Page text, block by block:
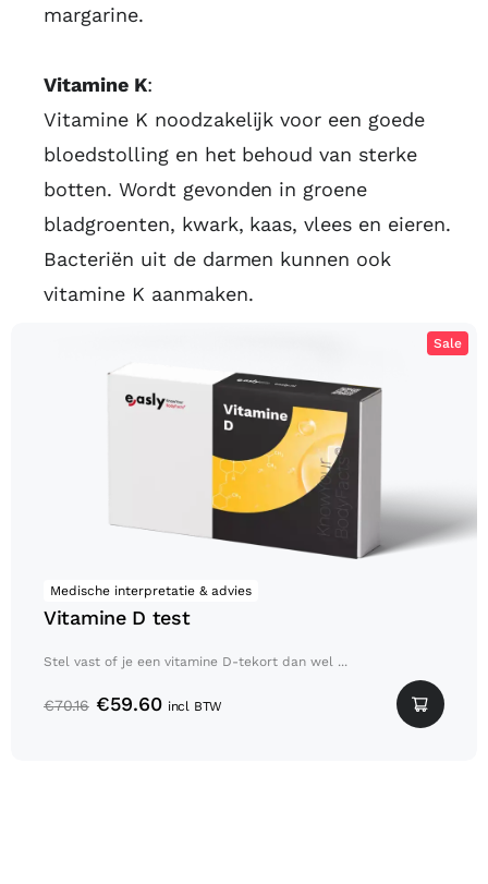
margarine.
Vitamine K:
Vitamine K noodzakelijk voor een goede
bloedstolling en het behoud van sterke
botten. Wordt gevonden in groene
bladgroenten, kwark, kaas, vlees en eieren.
Bacteriën uit de darmen kunnen ook
vitamine K aanmaken.
Sale
Medische interpretatie & advies
Vitamine D test
Stel vast of je een vitamine D-tekort dan wel ...
€70.16 €59.60 incl BTW